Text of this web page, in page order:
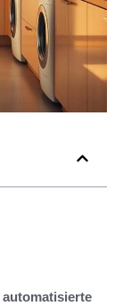
automatisierte